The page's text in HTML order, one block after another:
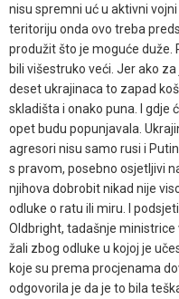
nisu spremni uć u aktivni
teritoriju onda ovo treba
produžit što je moguće duže.
bili višestruko veći. Jer ako
deset ukrajinaca to zapad
skladišta i onako puna. I gdje
opet budu popunjavala.
agresori nisu samo rusi i
s pravom, posebno osjetljivi
njihova dobrobit nikad nije
odluke o ratu ili miru. I
Oldbright, tadašnje ministrice
žali zbog odluke u kojoj je
koje su prema procjenama
odgovorila je da je to bila